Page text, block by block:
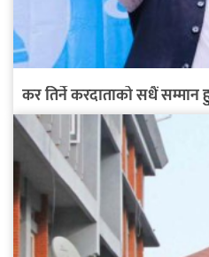
कर तिर्ने करदाताको सधैं सम्मान